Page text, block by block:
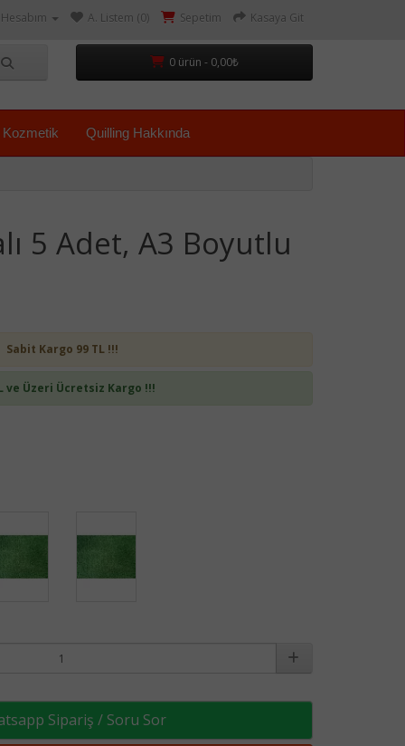
Hesabım A. Listem (0) Sepetim Kasaya Git
0 ürün - 0,00₺
Kozmetik Quilling Hakkında
5 Adet, A3 Boyutlu
Sabit Kargo 99 TL !!!
ve Üzeri Ücretsiz Kargo !!!
Sipariş / Soru Sor